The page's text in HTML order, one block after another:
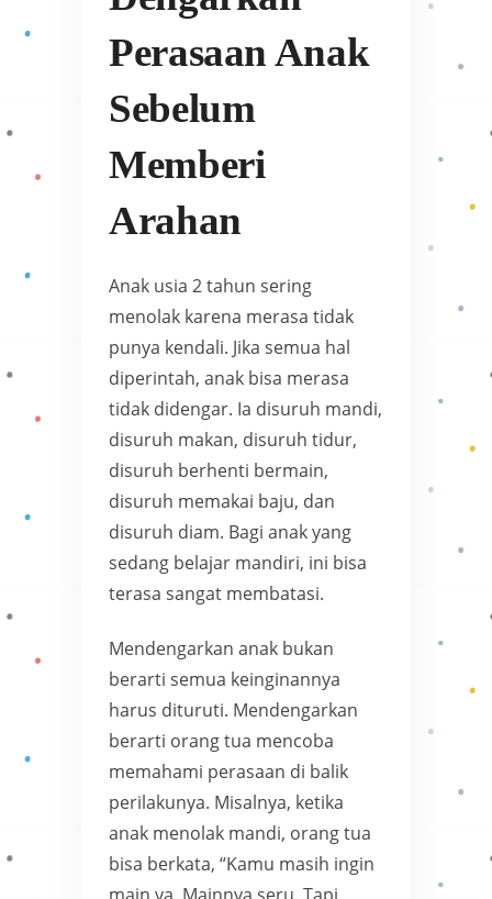
Perasaan Anak
Sebelum
Memberi
Arahan
Anak usia 2 tahun sering
menolak karena merasa tidak
punya kendali. Jika semua hal
diperintah, anak bisa merasa
tidak didengar. Ia disuruh mandi,
disuruh makan, disuruh tidur,
disuruh berhenti bermain,
disuruh memakai baju, dan
disuruh diam. Bagi anak yang
sedang belajar mandiri, ini bisa
terasa sangat membatasi.
Mendengarkan anak bukan
berarti semua keinginannya
harus dituruti. Mendengarkan
berarti orang tua mencoba
memahami perasaan di balik
perilakunya. Misalnya, ketika
anak menolak mandi, orang tua
bisa berkata, “Kamu masih ingin
main ya. Mainnya seru. Tapi